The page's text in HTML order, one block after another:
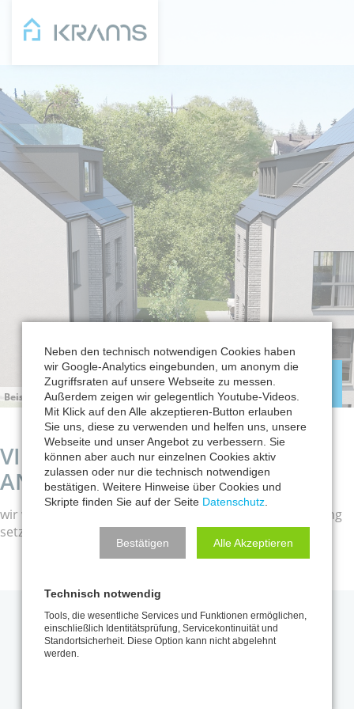
Beispielhafte Illustration
VIELEN DANK FÜR DEINE
ANFRAGE...
wir werden uns so bald wie möglich mit dir in Verbindung
setzen.
KRAMS Immobilien GmbH
Neben den technisch notwendigen Cookies haben
wir Google-Analytics eingebunden, um anonym die
Zugriffsraten auf unsere Webseite zu messen.
Außerdem zeigen wir gelegentlich Youtube-Videos.
Mit Klick auf den Alle akzeptieren-Button erlauben
Sie uns, diese zu verwenden und helfen uns, unsere
Webseite und unser Angebot zu verbessern. Sie
können aber auch nur einzelnen Cookies aktiv
zulassen oder nur die technisch notwendigen
bestätigen. Weitere Hinweise über Cookies und
Skripte finden Sie auf der Seite Datenschutz
Bestätigen Alle Akzeptieren
Technisch notwendig
Tools, die wesentliche Services und Funktionen ermöglichen,
einschließlich Identitätsprüfung, Servicekontinuität und
Standortsicherheit. Diese Option kann nicht abgelehnt
werden.